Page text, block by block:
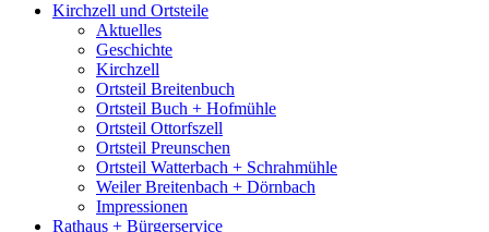
Kirchzell und Ortsteile
Aktuelles
Geschichte
Kirchzell
Ortsteil Breitenbuch
Ortsteil Buch + Hofmühle
Ortsteil Ottorfszell
Ortsteil Preunschen
Ortsteil Watterbach + Schrahmühle
Weiler Breitenbach + Dörnbach
Impressionen
Rathaus + Bürgerservice